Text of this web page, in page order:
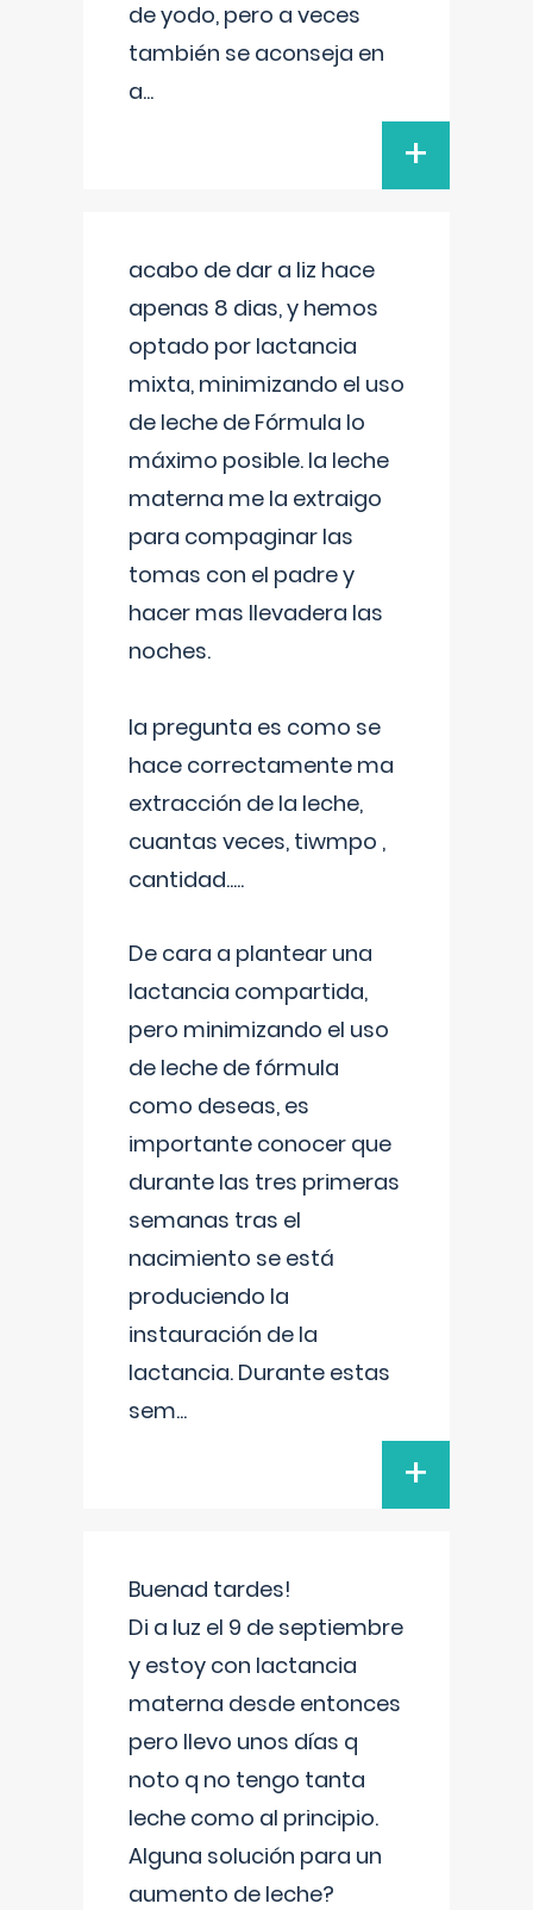
de yodo, pero a veces
también se aconseja en
a...
+
acabo de dar a liz hace
apenas 8 dias, y hemos
optado por lactancia
mixta, minimizando el uso
de leche de Fórmula lo
máximo posible. la leche
materna me la extraigo
para compaginar las
tomas con el padre y
hacer mas llevadera las
noches.
la pregunta es como se
hace correctamente ma
extracción de la leche,
cuantas veces, tiwmpo ,
cantidad.....
De cara a plantear una
lactancia compartida,
pero minimizando el uso
de leche de fórmula
como deseas, es
importante conocer que
durante las tres primeras
semanas tras el
nacimiento se está
produciendo la
instauración de la
lactancia. Durante estas
sem...
+
Buenad tardes!
Di a luz el 9 de septiembre
y estoy con lactancia
materna desde entonces
pero llevo unos días q
noto q no tengo tanta
leche como al principio.
Alguna solución para un
aumento de leche?